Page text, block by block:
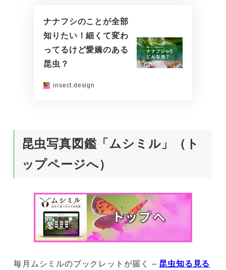
ナナフシのことが全部
知りたい！細くて変わ
ってるけど愛嬌のある
昆虫？
insect.design
昆虫写真図鑑「ムシミル」（ト
ップページへ）
毎月ムシミルのブックレットが届く – 昆虫知る見る